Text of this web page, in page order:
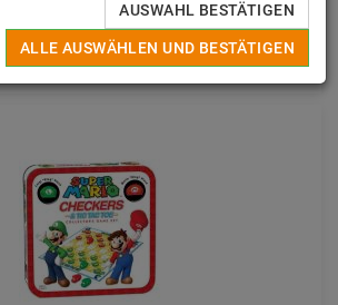
& Stitch Kartenspiel UNO
14,90 € *
AUSWAHL BESTÄTIGEN
ALLE AUSWÄHLEN UND BESTÄTIGEN